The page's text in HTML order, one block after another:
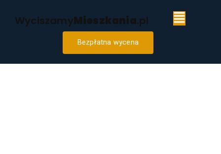
WyciszamyMieszkania.pl
Bezpłatna wycena